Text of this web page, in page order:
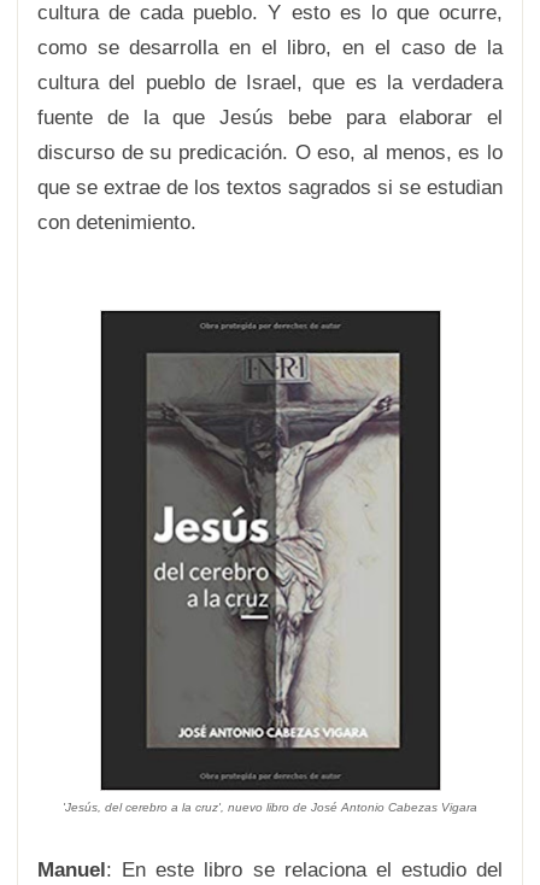
cultura de cada pueblo. Y esto es lo que ocurre,
como se desarrolla en el libro, en el caso de la
cultura del pueblo de Israel, que es la verdadera
fuente de la que Jesús bebe para elaborar el
discurso de su predicación. O eso, al menos, es lo
que se extrae de los textos sagrados si se estudian
con detenimiento.
'Jesús, del cerebro a la cruz', nuevo libro de José Antonio Cabezas Vigara
Manuel: En este libro se relaciona el estudio del